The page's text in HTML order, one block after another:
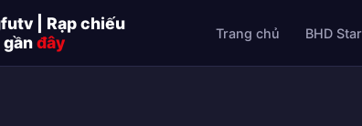
| Rạp chiếu
gầnđây Trang chủ BHD Star